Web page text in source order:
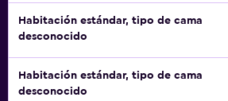
Habitación estándar, tipo de cama
desconocido
Habitación estándar, tipo de cama
desconocido